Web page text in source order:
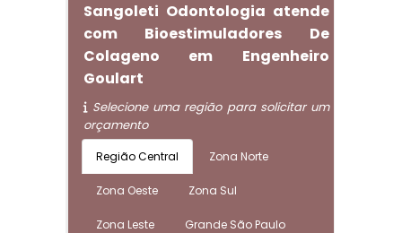
Sangoleti Odontologia atende
com Bioestimuladores De
Colageno em Engenheiro
Goulart
Selecione uma região para solicitar um
orçamento
Região Central Zona Norte
Zona Oeste Zona Sul
Zona Leste Grande São Paulo